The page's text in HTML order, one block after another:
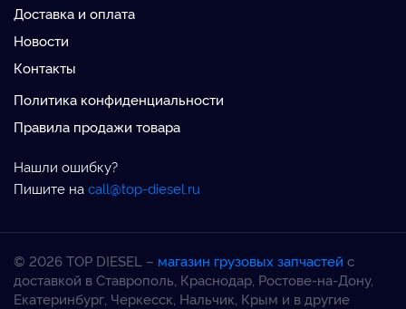
Доставка и оплата
Новости
Контакты
Политика конфиденциальности
Правила продажи товара
Нашли ошибку?
Пишите наcall@top-diesel.ru
© 2026 TOP DIESEL – магазин грузовых запчастей с
доставкой в Ставрополь, Краснодар, Ростове-на-Дону,
Екатеринбург, Черкесск, Нальчик, Крым и в другие